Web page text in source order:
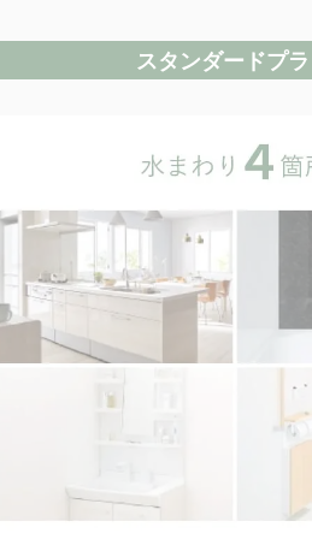
スタンダードプ